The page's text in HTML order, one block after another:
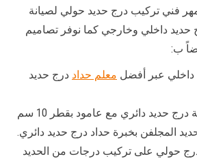
فني تركيب درج حديد حولي لصيانة
حديد داخلي وخارجي كما نوفر تصاميم
ب:
داخلي عبر أفضل معلم حداد درج حديد
الخبرة في صناعة درج حديد دائري مع عامود بقطر 10 سم
المجلفن بخبرة حداد درج حديد دائري.
حولي على تركيب درجات من الحديد